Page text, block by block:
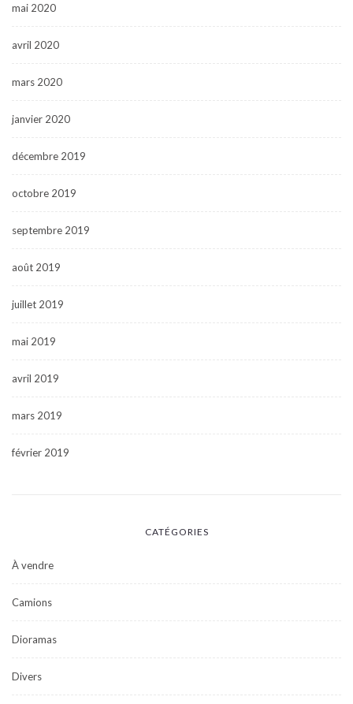
mai 2020
avril 2020
mars 2020
janvier 2020
décembre 2019
octobre 2019
septembre 2019
août 2019
juillet 2019
mai 2019
avril 2019
mars 2019
février 2019
CATÉGORIES
À vendre
Camions
Dioramas
Divers